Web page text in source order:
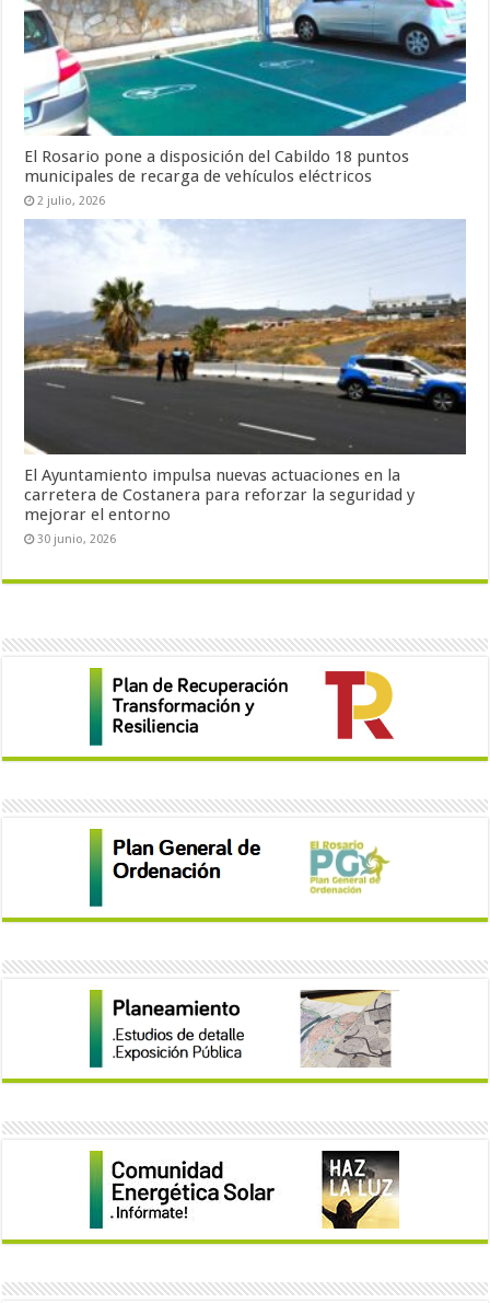
El Rosario pone a disposición del Cabildo 18 puntos
municipales de recarga de vehículos eléctricos
2 julio, 2026
El Ayuntamiento impulsa nuevas actuaciones en la
carretera de Costanera para reforzar la seguridad y
mejorar el entorno
30 junio, 2026